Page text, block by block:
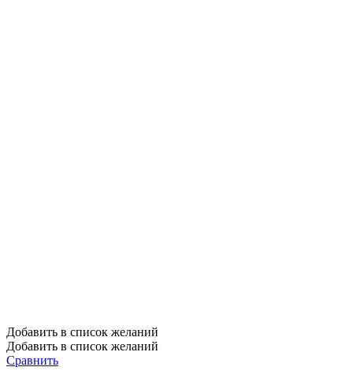
Добавить в список желаний
Добавить в список желаний
Сравнить